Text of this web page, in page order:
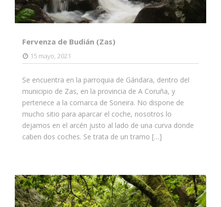
Fervenza de Budián (Zas)
15 mayo, 2021
Se encuentra en la parroquia de Gándara, dentro del
municipio de Zas, en la provincia de A Coruña, y
pertenece a la comarca de Soneira. No dispone de
mucho sitio para aparcar el coche, nosotros lo
dejamos en el arcén justo al lado de una curva donde
caben dos coches. Se trata de un tramo […]